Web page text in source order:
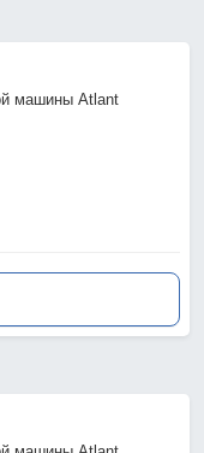
машины Atlant